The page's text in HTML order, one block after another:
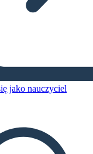
jako nauczyciel
SLAJDÓW